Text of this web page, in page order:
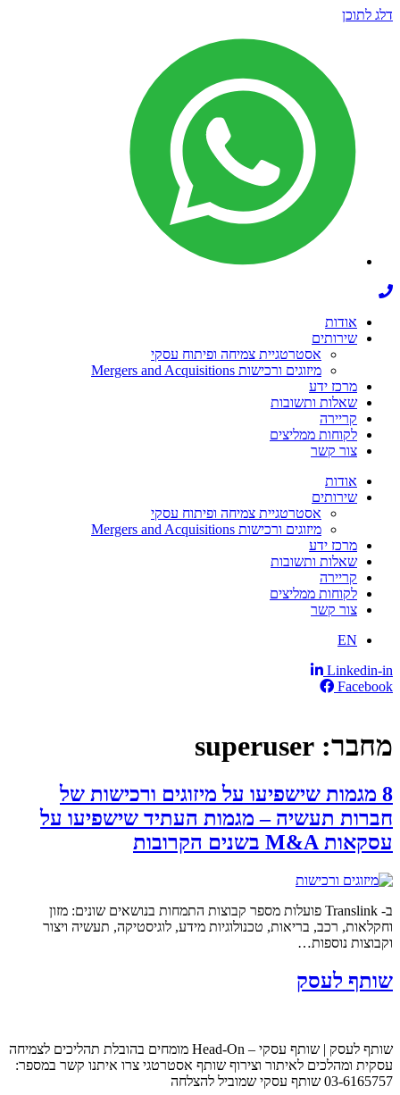
דלג לתוכן
אודות
שירותים
אסטרטגיית צמיחה ופיתוח עסקי
מיזוגים ורכישות Mergers and Acquisitions
מרכז ידע
שאלות ותשובות
קריירה
לקוחות ממליצים
צור קשר
אודות
שירותים
אסטרטגיית צמיחה ופיתוח עסקי
מיזוגים ורכישות Mergers and Acquisitions
מרכז ידע
שאלות ותשובות
קריירה
לקוחות ממליצים
צור קשר
EN
Linkedin-in
Facebook
מחבר: superuser
8 מגמות שישפיעו על מיזוגים ורכישות של
חברות תעשיה – מגמות העתיד שישפיעו על
עסקאות M&A בשנים הקרובות
ב- Translink פועלות מספר קבוצות התמחות בנושאים שונים: מזון
וחקלאות, רכב, בריאות, טכנולוגיות מידע, לוגיסטיקה, תעשיה ויצור
וקבוצות נוספות…
שותף לעסק
שותף לעסק | שותף עסקי – Head-On מומחים בהובלת תהליכים לצמיחה
עסקית ומהלכים לאיתור וצירוף שותף אסטרטגי צרו איתנו קשר במספר:
03-6165757 שותף עסקי שמוביל להצלחה